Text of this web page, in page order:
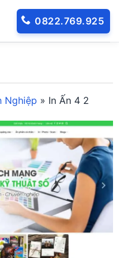
0822.769.925
Nghiệp » In Ấn 4 2